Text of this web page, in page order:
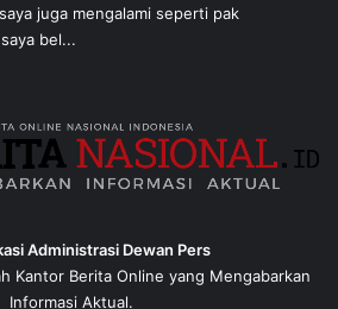
juga mengalami seperti pak
bel...
Administrasi Dewan Pers
Kantor Berita Online yang Mengabarkan
Informasi Aktual.